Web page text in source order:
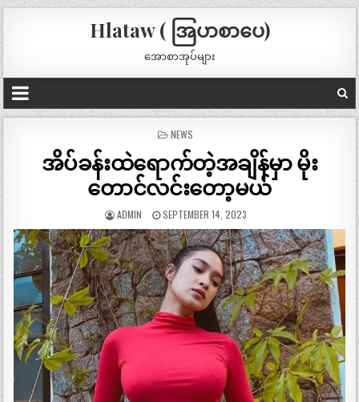
Hlataw ( အြပာစာပေ)
အောစာအုပ်များ
POSTED
NEWS
အိပ်ခန်းထဲရောက်တဲ့အချိန်မှာ မိုး
တောင်လင်းတော့မယ်
ADMIN SEPTEMBER 14, 2023